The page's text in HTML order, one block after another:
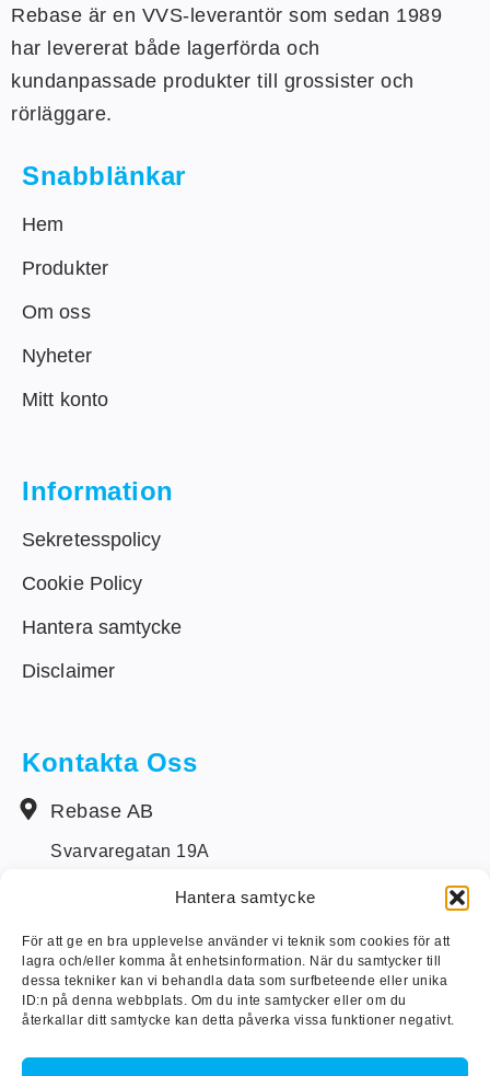
Hantera samtycke
För att ge en bra upplevelse använder vi teknik som cookies för att
lagra och/eller komma åt enhetsinformation. När du samtycker till
dessa tekniker kan vi behandla data som surfbeteende eller unika
ID:n på denna webbplats. Om du inte samtycker eller om du
återkallar ditt samtycke kan detta påverka vissa funktioner negativt.
Rebase är en VVS-leverantör som sedan 1989
har levererat både lagerförda och
kundanpassade produkter till grossister och
rörläggare.
Snabblänkar
Hem
Produkter
Om oss
Nyheter
Mitt konto
Information
Sekretesspolicy
Cookie Policy
Hantera samtycke
Disclaimer
Kontakta Oss
Rebase AB
Svarvaregatan 19A
info@rebase.se